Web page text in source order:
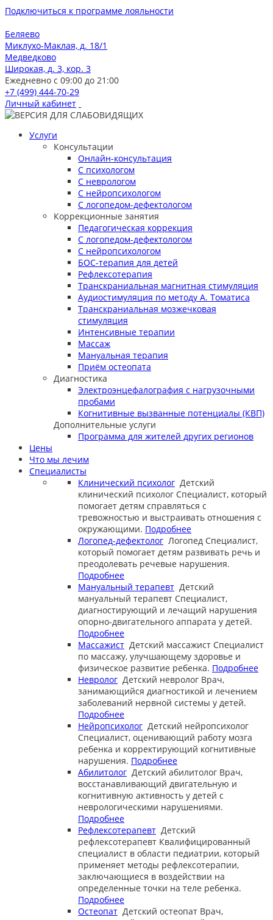
Подключиться к программе лояльности
Беляево
Миклухо-Маклая, д. 18/1
Медведково
Широкая, д. 3, кор. 3
Ежедневно с 09:00 до 21:00
+7 (499) 444-70-29
Личный кабинет
Услуги
Консультации
Онлайн-консультация
С психологом
С неврологом
С нейропсихологом
С логопедом-дефектологом
Коррекционные занятия
Педагогическая коррекция
С логопедом-дефектологом
С нейропсихологом
БОС-терапия для детей
Рефлексотерапия
Транскраниальная магнитная стимуляция
Аудиостимуляция по методу А. Томатиса
Транскраниальная мозжечковая
стимуляция
Интенсивные терапии
Массаж
Мануальная терапия
Приём остеопата
Диагностика
Электроэнцефалография с нагрузочными
пробами
Когнитивные вызванные потенциалы (КВП)
Дополнительные услуги
Программа для жителей других регионов
Цены
Что мы лечим
Специалисты
Клинический психолог Детский
клинический психолог Специалист, который
помогает детям справляться с
тревожностью и выстраивать отношения с
окружающими. Подробнее
Логопед-дефектолог Логопед Специалист,
который помогает детям развивать речь и
преодолевать речевые нарушения.
Подробнее
Мануальный терапевт Детский
мануальный терапевт Специалист,
диагностирующий и лечащий нарушения
опорно-двигательного аппарата у детей.
Подробнее
Массажист Детский массажист Специалист
по массажу, улучшающему здоровье и
физическое развитие ребенка. Подробнее
Невролог Детский невролог Врач,
занимающийся диагностикой и лечением
заболеваний нервной системы у детей.
Подробнее
Нейропсихолог Детский нейропсихолог
Специалист, оценивающий работу мозга
ребенка и корректирующий когнитивные
нарушения. Подробнее
Абилитолог Детский абилитолог Врач,
восстанавливающий двигательную и
когнитивную активность у детей с
неврологическими нарушениями.
Подробнее
Рефлексотерапевт Детский
рефлексотерапевт Квалифицированный
специалист в области педиатрии, который
применяет методы рефлексотерапии,
заключающиеся в воздействии на
определенные точки на теле ребенка.
Подробнее
Остеопат Детский остеопат Врач,